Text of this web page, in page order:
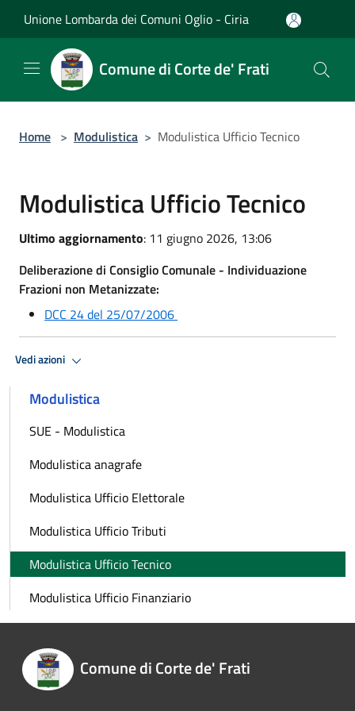
Unione Lombarda dei Comuni Oglio - Ciria
Comune di Corte de' Frati
Home > Modulistica > Modulistica Ufficio Tecnico
Modulistica Ufficio Tecnico
Ultimo aggiornamento: 11 giugno 2026, 13:06
Deliberazione di Consiglio Comunale - Individuazione
Frazioni non Metanizzate:
DCC 24 del 25/07/2006
Vedi azioni
Modulistica
SUE - Modulistica
Modulistica anagrafe
Modulistica Ufficio Elettorale
Modulistica Ufficio Tributi
Modulistica Ufficio Tecnico
Modulistica Ufficio Finanziario
Comune di Corte de' Frati